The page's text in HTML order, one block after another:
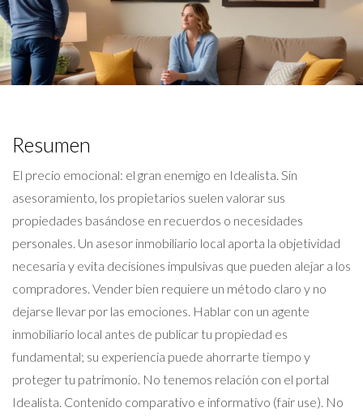
Resumen
El precio emocional: el gran enemigo en Idealista. Sin
asesoramiento, los propietarios suelen valorar sus
propiedades basándose en recuerdos o necesidades
personales. Un asesor inmobiliario local aporta la objetividad
necesaria y evita decisiones impulsivas que pueden alejar a los
compradores. Vender bien requiere un método claro y no
dejarse llevar por las emociones. Hablar con un agente
inmobiliario local antes de publicar tu propiedad es
fundamental; su experiencia puede ahorrarte tiempo y
proteger tu patrimonio. No tenemos relación con el portal
Idealista. Contenido comparativo e informativo (fair use). No